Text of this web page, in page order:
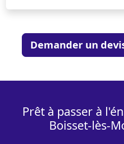
Demander un
Prêt à passer à
Boisset-lès-